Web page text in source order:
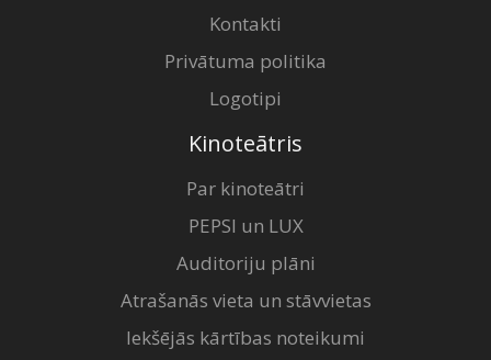
Kontakti
Privātuma politika
Logotipi
Kinoteātris
Par kinoteātri
PEPSI un LUX
Auditoriju plāni
Atrašanās vieta un stāvvietas
Iekšējās kārtības noteikumi